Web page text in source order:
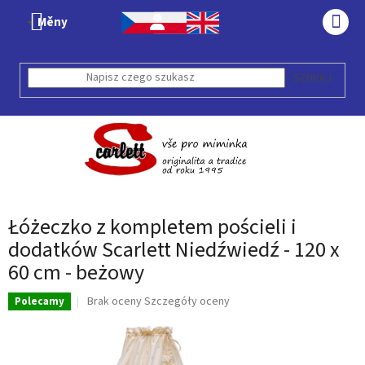
Měny
SZUKAJ
Łóżeczko z kompletem pościeli i
dodatków Scarlett Niedźwiedź - 120 x
60 cm - beżowy
Polecamy
Średnia
produktu
Brak ocenySzczegóły oceny